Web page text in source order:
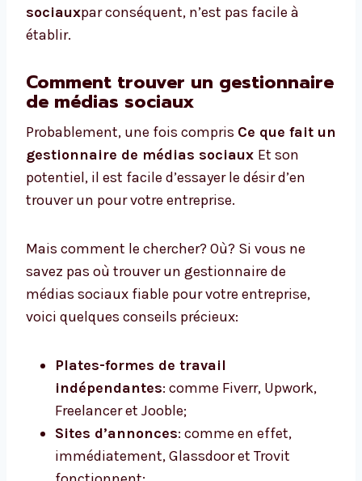
sociauxpar conséquent, n’est pas facile à
établir.
Comment trouver un gestionnaire
de médias sociaux
Probablement, une fois compris Ce que fait un
gestionnaire de médias sociaux Et son
potentiel, il est facile d’essayer le désir d’en
trouver un pour votre entreprise.
Mais comment le chercher? Où? Si vous ne
savez pas où trouver un gestionnaire de
médias sociaux fiable pour votre entreprise,
voici quelques conseils précieux:
Plates-formes de travail
indépendantes: comme Fiverr, Upwork,
Freelancer et Jooble;
Sites d’annonces: comme en effet,
immédiatement, Glassdoor et Trovit